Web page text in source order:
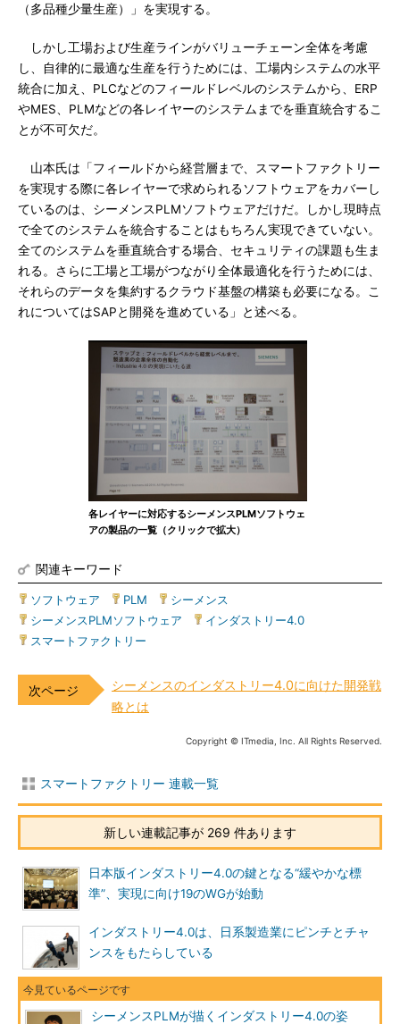
（多品種少量生産）」を実現する。
しかし工場および生産ラインがバリューチェーン全体を考慮
し、自律的に最適な生産を行うためには、工場内システムの水平
統合に加え、PLCなどのフィールドレベルのシステムから、ERP
やMES、PLMなどの各レイヤーのシステムまでを垂直統合するこ
とが不可欠だ。
山本氏は「フィールドから経営層まで、スマートファクトリー
を実現する際に各レイヤーで求められるソフトウェアをカバーし
ているのは、シーメンスPLMソフトウェアだけだ。しかし現時点
で全てのシステムを統合することはもちろん実現できていない。
全てのシステムを垂直統合する場合、セキュリティの課題も生ま
れる。さらに工場と工場がつながり全体最適化を行うためには、
それらのデータを集約するクラウド基盤の構築も必要になる。こ
れについてはSAPと開発を進めている」と述べる。
各レイヤーに対応するシーメンスPLMソフトウェ
アの製品の一覧（クリックで拡大）
関連キーワード
ソフトウェア PLM シーメンス
シーメンスPLMソフトウェア
インダストリー4.0
スマートファクトリー
シーメンスのインダストリー4.0に向けた開発戦
略とは
Copyright © ITmedia, Inc. All Rights Reserved.
スマートファクトリー 連載一覧
新しい連載記事が 269 件あります
日本版インダストリー4.0の鍵となる“緩やかな標
準”、実現に向け19のWGが始動
インダストリー4.0は、日系製造業にピンチとチャ
ンスをもたらしている
シーメンスPLMが描くインダストリー4.0の姿